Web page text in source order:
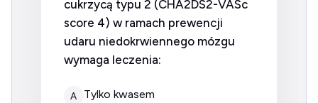
cukrzycą typu 2 (CHA2DS2-VASc
score 4) w ramach prewencji
udaru niedokrwiennego mózgu
wymaga leczenia:
A
tylko kwasem